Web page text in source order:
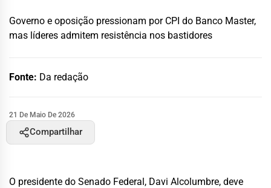
Governo e oposição pressionam por CPI do Banco Master,
mas líderes admitem resistência nos bastidores
Fonte: Da redação
21 De Maio De 2026
Compartilhar
O presidente do Senado Federal, Davi Alcolumbre, deve